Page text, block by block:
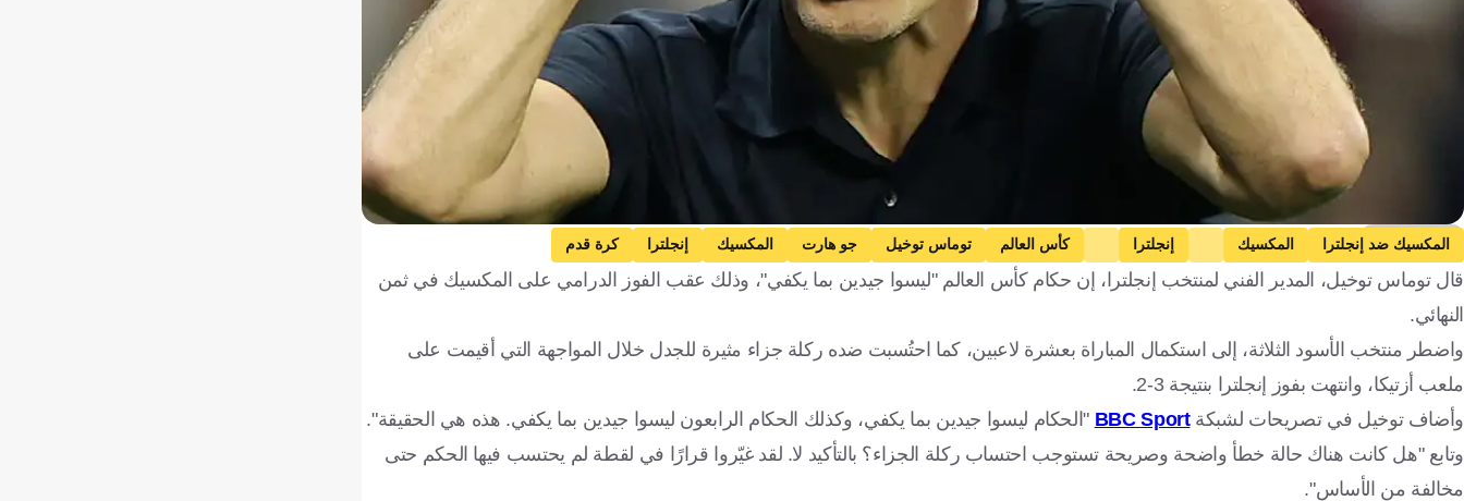
Getty Images
المكسيك ضد إنجلترا المكسيك إنجلترا كأس العالم توماس توخيل جو هارت المكسيك إنجلترا كرة قدم
قال توماس توخيل، المدير الفني لمنتخب إنجلترا، إن حكام كأس العالم "ليسوا جيدين بما يكفي"، وذلك عقب الفوز الدرامي على المكسيك في ثمن
النهائي.
واضطر منتخب الأسود الثلاثة، إلى استكمال المباراة بعشرة لاعبين، كما احتُسبت ضده ركلة جزاء مثيرة للجدل خلال المواجهة التي أقيمت على
ملعب أزتيكا، وانتهت بفوز إنجلترا بنتيجة 3-2.
وأضاف توخيل في تصريحات لشبكةBBC Sport "الحكام ليسوا جيدين بما يكفي، وكذلك الحكام الرابعون ليسوا جيدين بما يكفي. هذه هي الحقيقة".
وتابع "هل كانت هناك حالة خطأ واضحة وصريحة تستوجب احتساب ركلة الجزاء؟ بالتأكيد لا. لقد غيّروا قرارًا في لقطة لم يحتسب فيها الحكم حتى
مخالفة من الأساس".